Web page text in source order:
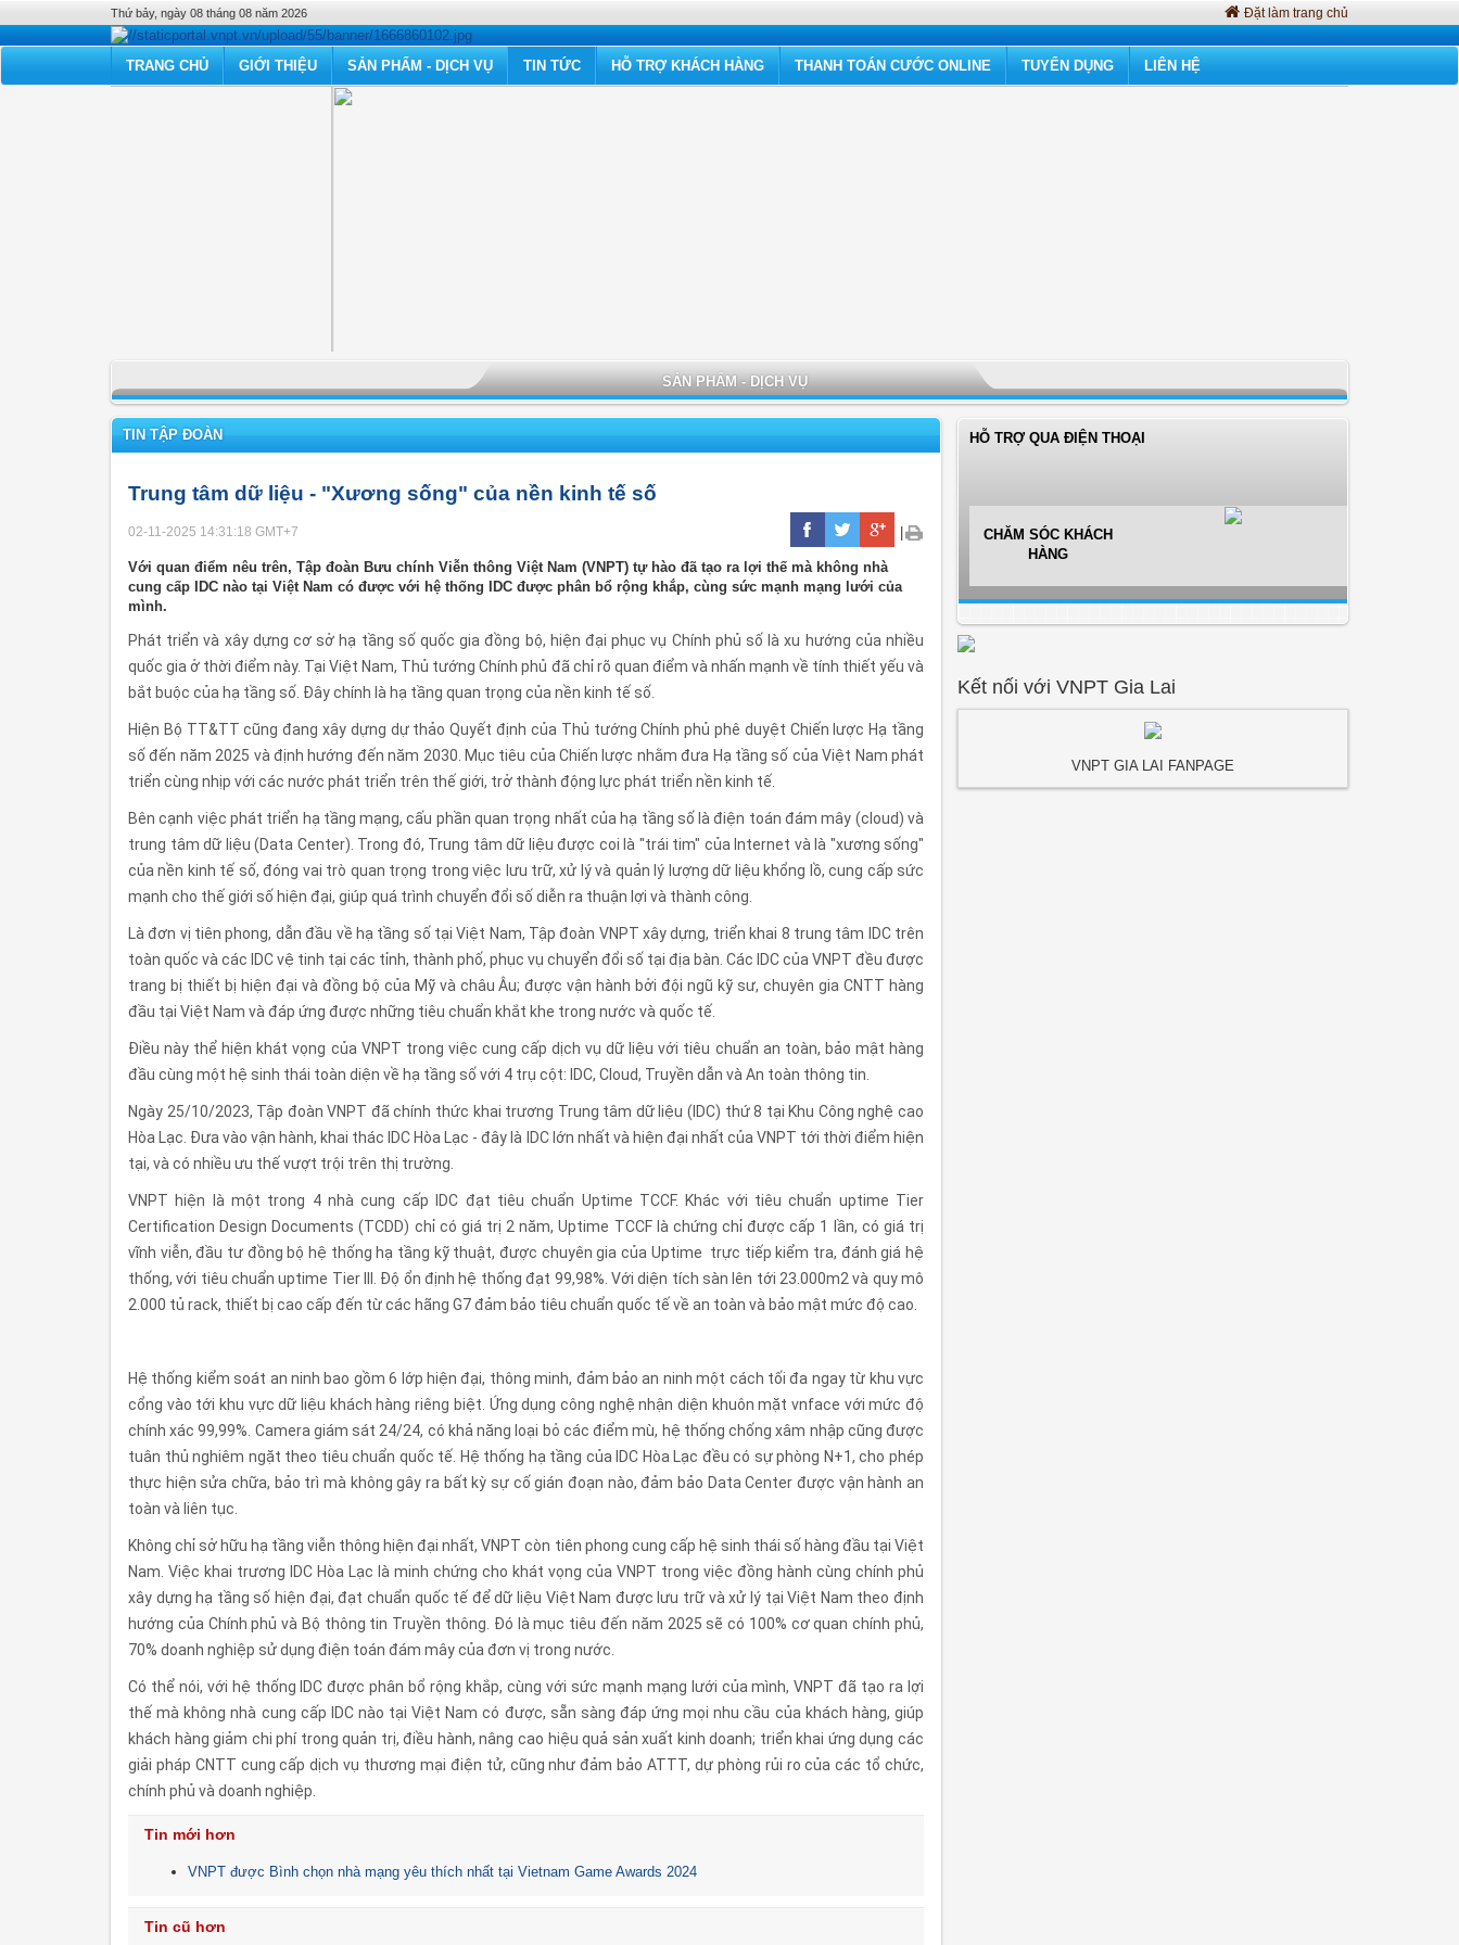
Thứ bảy, ngày 08 tháng 08 năm 2026 Đặt làm trang chủ
TRANG CHỦ GIỚI THIỆU SẢN PHẨM - DỊCH VỤ TIN TỨC HỖ TRỢ KHÁCH HÀNG THANH TOÁN CƯỚC ONLINE TUYỂN DỤNG LIÊN HỆ
SẢN PHẨM - DỊCH VỤ
TIN TẬP ĐOÀN
Trung tâm dữ liệu - "Xương sống" của nền kinh tế số
02-11-2025 14:31:18 GMT+7
Với quan điểm nêu trên, Tập đoàn Bưu chính Viễn thông Việt Nam (VNPT) tự hào đã tạo ra lợi thế mà không nhà
cung cấp IDC nào tại Việt Nam có được với hệ thống IDC được phân bổ rộng khắp, cùng sức mạnh mạng lưới của
mình.
Phát triển và xây dựng cơ sở hạ tầng số quốc gia đồng bộ, hiện đại phục vụ Chính phủ số là xu hướng của nhiều
quốc gia ở thời điểm này. Tại Việt Nam, Thủ tướng Chính phủ đã chỉ rõ quan điểm và nhấn mạnh về tính thiết yếu và
bắt buộc của hạ tầng số. Đây chính là hạ tầng quan trọng của nền kinh tế số.
Hiện Bộ TT&TT cũng đang xây dựng dự thảo Quyết định của Thủ tướng Chính phủ phê duyệt Chiến lược Hạ tầng
số đến năm 2025 và định hướng đến năm 2030. Mục tiêu của Chiến lược nhằm đưa Hạ tầng số của Việt Nam phát
triển cùng nhịp với các nước phát triển trên thế giới, trở thành động lực phát triển nền kinh tế.
Bên cạnh việc phát triển hạ tầng mạng, cấu phần quan trọng nhất của hạ tầng số là điện toán đám mây (cloud) và
trung tâm dữ liệu (Data Center). Trong đó, Trung tâm dữ liệu được coi là "trái tim" của Internet và là "xương sống"
của nền kinh tế số, đóng vai trò quan trọng trong việc lưu trữ, xử lý và quản lý lượng dữ liệu khổng lồ, cung cấp sức
mạnh cho thế giới số hiện đại, giúp quá trình chuyển đổi số diễn ra thuận lợi và thành công.
Là đơn vị tiên phong, dẫn đầu về hạ tầng số tại Việt Nam, Tập đoàn VNPT xây dựng, triển khai 8 trung tâm IDC trên
toàn quốc và các IDC vệ tinh tại các tỉnh, thành phố, phục vụ chuyển đổi số tại địa bàn. Các IDC của VNPT đều được
trang bị thiết bị hiện đại và đồng bộ của Mỹ và châu Âu; được vận hành bởi đội ngũ kỹ sư, chuyên gia CNTT hàng
đầu tại Việt Nam và đáp ứng được những tiêu chuẩn khắt khe trong nước và quốc tế.
Điều này thể hiện khát vọng của VNPT trong việc cung cấp dịch vụ dữ liệu với tiêu chuẩn an toàn, bảo mật hàng
đầu cùng một hệ sinh thái toàn diện về hạ tầng số với 4 trụ cột: IDC, Cloud, Truyền dẫn và An toàn thông tin.
Ngày 25/10/2023, Tập đoàn VNPT đã chính thức khai trương Trung tâm dữ liệu (IDC) thứ 8 tại Khu Công nghệ cao
Hòa Lạc. Đưa vào vận hành, khai thác IDC Hòa Lạc - đây là IDC lớn nhất và hiện đại nhất của VNPT tới thời điểm hiện
tại, và có nhiều ưu thế vượt trội trên thị trường.
VNPT hiện là một trong 4 nhà cung cấp IDC đạt tiêu chuẩn Uptime TCCF. Khác với tiêu chuẩn uptime Tier
Certification Design Documents (TCDD) chỉ có giá trị 2 năm, Uptime TCCF là chứng chỉ được cấp 1 lần, có giá trị
vĩnh viễn, đầu tư đồng bộ hệ thống hạ tầng kỹ thuật, được chuyên gia của Uptime trực tiếp kiểm tra, đánh giá hệ
thống, với tiêu chuẩn uptime Tier III. Độ ổn định hệ thống đạt 99,98%. Với diện tích sàn lên tới 23.000m2 và quy mô
2.000 tủ rack, thiết bị cao cấp đến từ các hãng G7 đảm bảo tiêu chuẩn quốc tế về an toàn và bảo mật mức độ cao.
Hệ thống kiểm soát an ninh bao gồm 6 lớp hiện đại, thông minh, đảm bảo an ninh một cách tối đa ngay từ khu vực
cổng vào tới khu vực dữ liệu khách hàng riêng biệt. Ứng dụng công nghệ nhận diện khuôn mặt vnface với mức độ
chính xác 99,99%. Camera giám sát 24/24, có khả năng loại bỏ các điểm mù, hệ thống chống xâm nhập cũng được
tuân thủ nghiêm ngặt theo tiêu chuẩn quốc tế. Hệ thống hạ tầng của IDC Hòa Lạc đều có sự phòng N+1, cho phép
thực hiện sửa chữa, bảo trì mà không gây ra bất kỳ sự cố gián đoạn nào, đảm bảo Data Center được vận hành an
toàn và liên tục.
Không chỉ sở hữu hạ tầng viễn thông hiện đại nhất, VNPT còn tiên phong cung cấp hệ sinh thái số hàng đầu tại Việt
Nam. Việc khai trương IDC Hòa Lạc là minh chứng cho khát vọng của VNPT trong việc đồng hành cùng chính phủ
xây dựng hạ tầng số hiện đại, đạt chuẩn quốc tế để dữ liệu Việt Nam được lưu trữ và xử lý tại Việt Nam theo định
hướng của Chính phủ và Bộ thông tin Truyền thông. Đó là mục tiêu đến năm 2025 sẽ có 100% cơ quan chính phủ,
70% doanh nghiệp sử dụng điện toán đám mây của đơn vị trong nước.
Có thể nói, với hệ thống IDC được phân bổ rộng khắp, cùng với sức mạnh mạng lưới của mình, VNPT đã tạo ra lợi
thế mà không nhà cung cấp IDC nào tại Việt Nam có được, sẵn sàng đáp ứng mọi nhu cầu của khách hàng, giúp
khách hàng giảm chi phí trong quản trị, điều hành, nâng cao hiệu quả sản xuất kinh doanh; triển khai ứng dụng các
giải pháp CNTT cung cấp dịch vụ thương mại điện tử, cũng như đảm bảo ATTT, dự phòng rủi ro của các tổ chức,
chính phủ và doanh nghiệp.
Tin mới hơn
VNPT được Bình chọn nhà mạng yêu thích nhất tại Vietnam Game Awards 2024
Tin cũ hơn
HỖ TRỢ QUA ĐIỆN THOẠI
CHĂM SÓC KHÁCH
HÀNG
Kết nối với VNPT Gia Lai
VNPT GIA LAI FANPAGE